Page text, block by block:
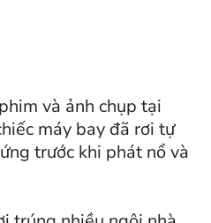
và ảnh chụp tại
máy bay đã rơi tự
trước khi phát nổ và